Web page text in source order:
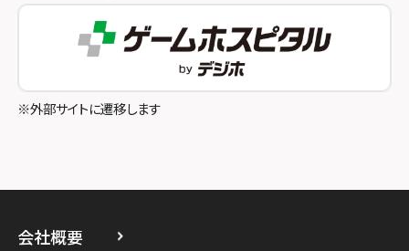
スマホスピタル町田
スマホスピタル吉祥寺
スマホスピタル立川
※外部サイトに遷移します
会社概要